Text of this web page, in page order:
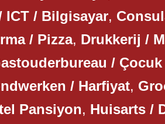
ICT / Bilgisayar,
/ Pizza, Drukkerij /
/ Çocuk
/ Harfiyat,
Pansiyon, Huisarts /